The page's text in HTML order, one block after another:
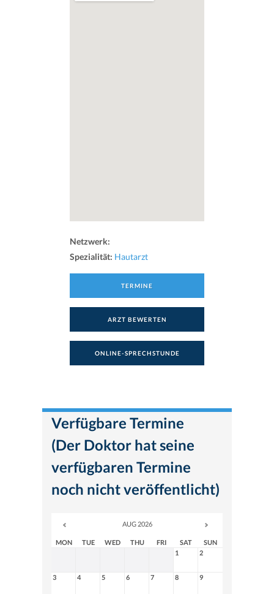
Netzwerk:
Spezialität: Hautarzt
TERMINE
ARZT BEWERTEN
ONLINE-SPRECHSTUNDE
Verfügbare Termine
(Der Doktor hat seine
verfügbaren Termine
noch nicht veröffentlicht)
AUG 2026
MON TUE WED THU FRI SAT
SUN
1
2
3 4 5 6 7 8 9